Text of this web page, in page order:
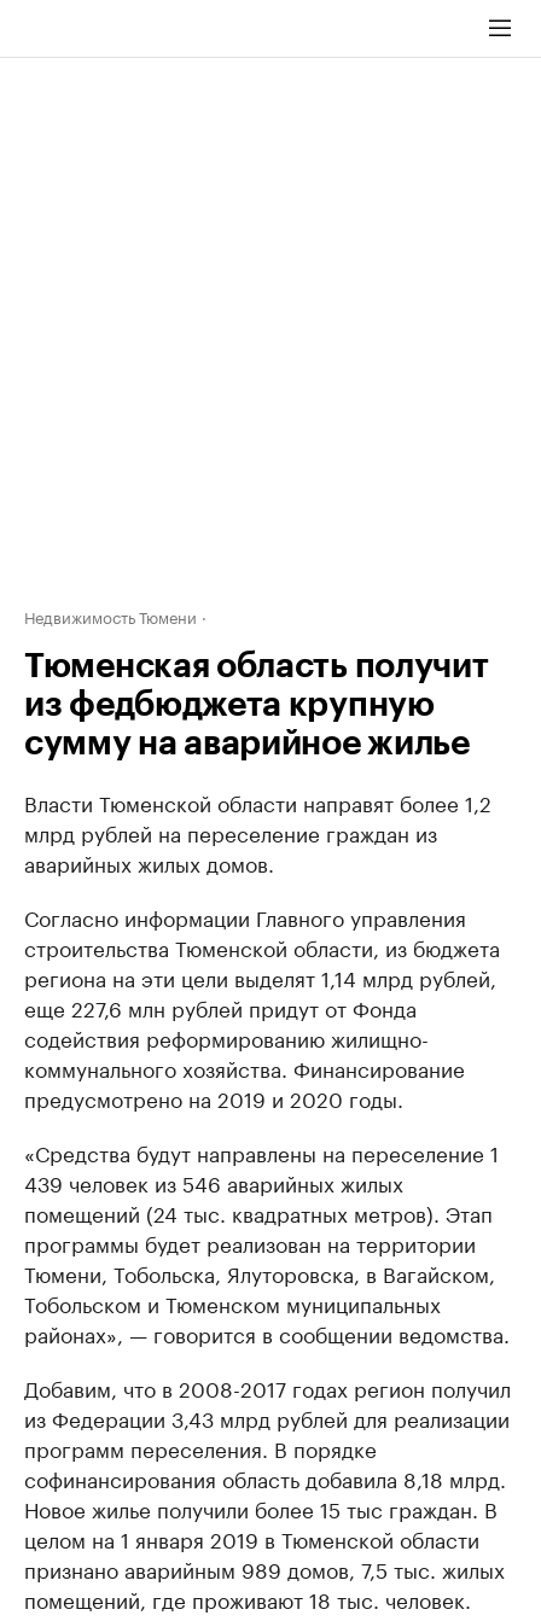
Недвижимость Тюмени
Тюменская область получит
из федбюджета крупную
сумму на аварийное жилье
Власти Тюменской области направят более 1,2
млрд рублей на переселение граждан из
аварийных жилых домов.
Согласно информации Главного управления
строительства Тюменской области, из бюджета
региона на эти цели выделят 1,14 млрд рублей,
еще 227,6 млн рублей придут от Фонда
содействия реформированию жилищно-
коммунального хозяйства. Финансирование
предусмотрено на 2019 и 2020 годы.
«Средства будут направлены на переселение 1
439 человек из 546 аварийных жилых
помещений (24 тыс. квадратных метров). Этап
программы будет реализован на территории
Тюмени, Тобольска, Ялуторовска, в Вагайском,
Тобольском и Тюменском муниципальных
районах», — говорится в сообщении ведомства.
Добавим, что в 2008-2017 годах регион получил
из Федерации 3,43 млрд рублей для реализации
программ переселения. В порядке
софинансирования область добавила 8,18 млрд.
Новое жилье получили более 15 тыс граждан. В
целом на 1 января 2019 в Тюменской области
признано аварийным 989 домов, 7,5 тыс. жилых
помещений, где проживают 18 тыс. человек.